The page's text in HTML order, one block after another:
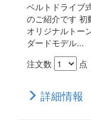
ベルトドライブ
のご紹介です 初
オリジナルトー
ダードモデル...
注文数
点
詳細情報